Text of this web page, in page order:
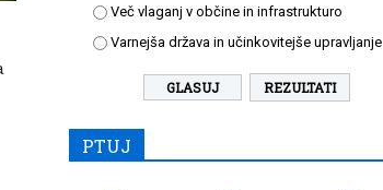
Več vlaganj v občine in infrastrukturo
Varnejša država in učinkovitejše upravljanje
REZULTATI
PTUJ